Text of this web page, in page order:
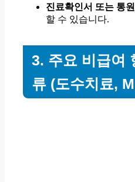
진료확인서 또는 통
할 수 있습니다.
3. 주요 비급여
류 (도수치료,